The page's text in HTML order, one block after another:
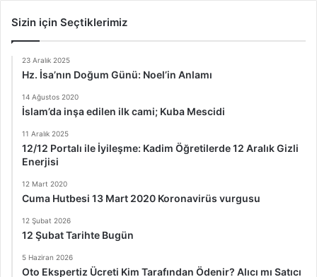
Sizin için Seçtiklerimiz
23 Aralık 2025
Hz. İsa’nın Doğum Günü: Noel’in Anlamı
14 Ağustos 2020
İslam’da inşa edilen ilk cami; Kuba Mescidi
11 Aralık 2025
12/12 Portalı ile İyileşme: Kadim Öğretilerde 12 Aralık Gizli
Enerjisi
12 Mart 2020
Cuma Hutbesi 13 Mart 2020 Koronavirüs vurgusu
12 Şubat 2026
12 Şubat Tarihte Bugün
5 Haziran 2026
Oto Ekspertiz Ücreti Kim Tarafından Ödenir? Alıcı mı Satıcı